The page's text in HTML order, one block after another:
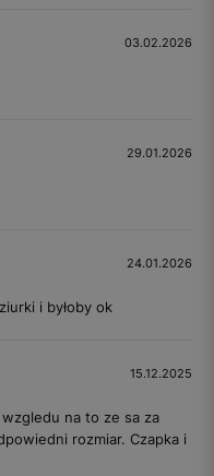
03.02.2026
29.01.2026
24.01.2026
i byłoby ok
15.12.2025
na to ze sa za
rozmiar. Czapka i